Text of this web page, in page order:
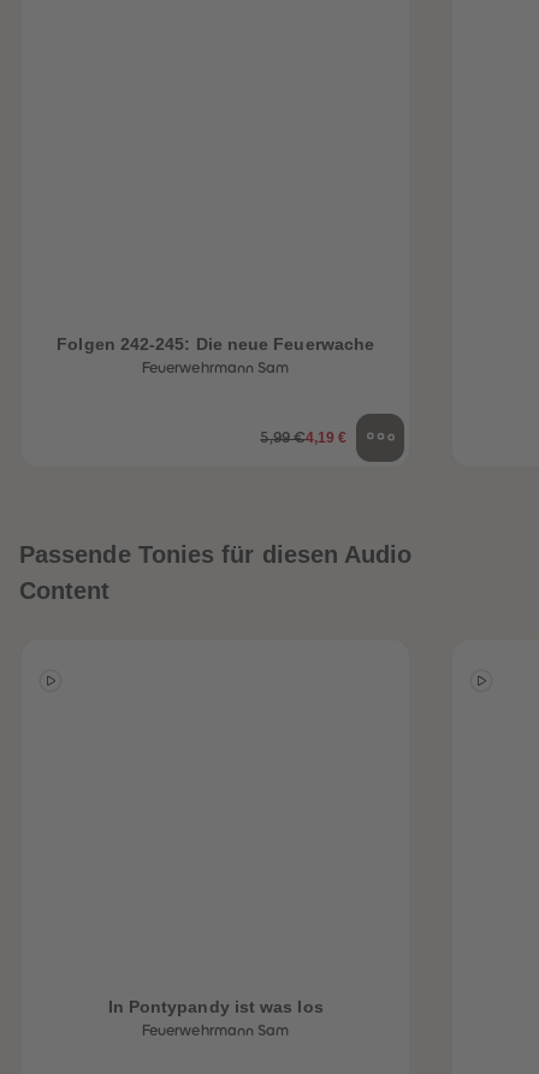
Folgen 242-245: Die neue Feuerwache
Feuerwehrmann Sam
5,99 €4,19 €
Passende Tonies für diesen Audio
Content
In Pontypandy ist was los
Feuerwehrmann Sam